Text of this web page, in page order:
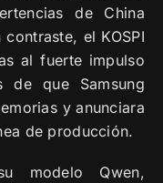
de China
el KOSPI
al fuerte impulso
de que Samsung
y anunciara
de producción.
modelo Qwen,